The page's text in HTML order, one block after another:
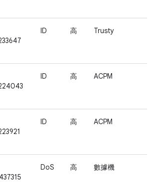
ID 高 Trusty
ID 高 ACPM
ID 高 ACPM
DoS 高 數據機